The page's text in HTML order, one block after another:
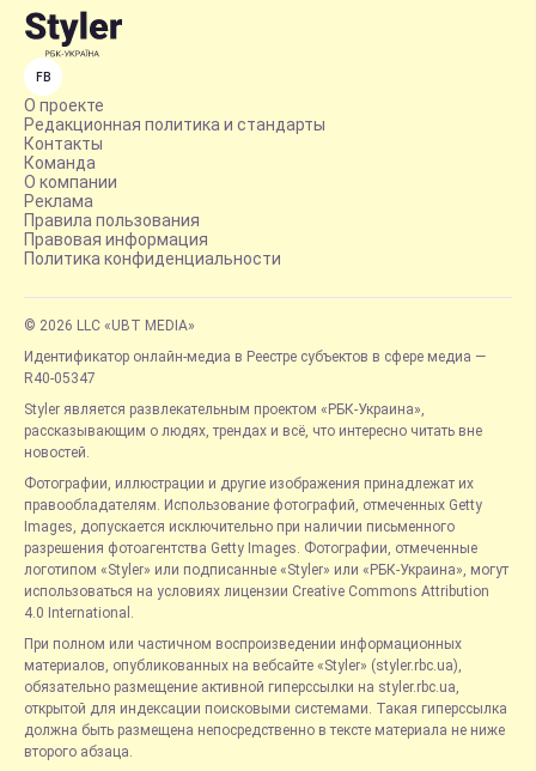
FB
О проекте
Редакционная политика и стандарты
Контакты
Команда
О компании
Реклама
Правила пользования
Правовая информация
Политика конфиденциальности
© 2026 LLC «UBT MEDIA»
Идентификатор онлайн-медиа в Реестре субъектов в сфере медиа —
R40-05347
Styler является развлекательным проектом «РБК-Украина»,
рассказывающим о людях, трендах и всё, что интересно читать вне
новостей.
Фотографии, иллюстрации и другие изображения принадлежат их
правообладателям. Использование фотографий, отмеченных Getty
Images, допускается исключительно при наличии письменного
разрешения фотоагентства Getty Images. Фотографии, отмеченные
логотипом «Styler» или подписанные «Styler» или «РБК-Украина», могут
использоваться на условиях лицензии Creative Commons Attribution
4.0 International.
При полном или частичном воспроизведении информационных
материалов, опубликованных на вебсайте «Styler» (styler.rbc.ua),
обязательно размещение активной гиперссылки на styler.rbc.ua,
открытой для индексации поисковыми системами. Такая гиперссылка
должна быть размещена непосредственно в тексте материала не ниже
второго абзаца.